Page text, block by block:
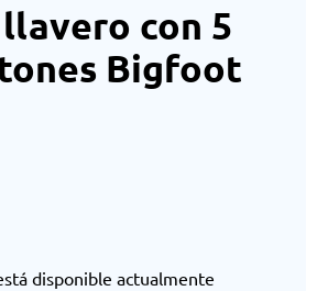
con 5
Bigfoot
disponible actualmente